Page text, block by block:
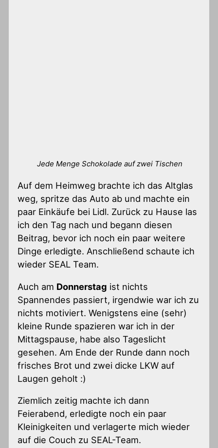
Jede Menge Schokolade auf zwei Tischen
Auf dem Heimweg brachte ich das Altglas
weg, spritze das Auto ab und machte ein
paar Einkäufe bei Lidl. Zurück zu Hause las
ich den Tag nach und begann diesen
Beitrag, bevor ich noch ein paar weitere
Dinge erledigte. Anschließend schaute ich
wieder SEAL Team.
Auch am Donnerstag ist nichts
Spannendes passiert, irgendwie war ich zu
nichts motiviert. Wenigstens eine (sehr)
kleine Runde spazieren war ich in der
Mittagspause, habe also Tageslicht
gesehen. Am Ende der Runde dann noch
frisches Brot und zwei dicke LKW auf
Laugen geholt :)
Ziemlich zeitig machte ich dann
Feierabend, erledigte noch ein paar
Kleinigkeiten und verlagerte mich wieder
auf die Couch zu SEAL-Team.